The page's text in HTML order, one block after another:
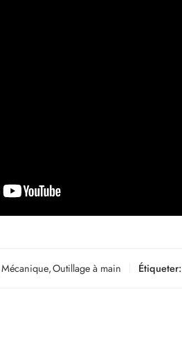
Mécanique,Outillage à main Étiqueter: